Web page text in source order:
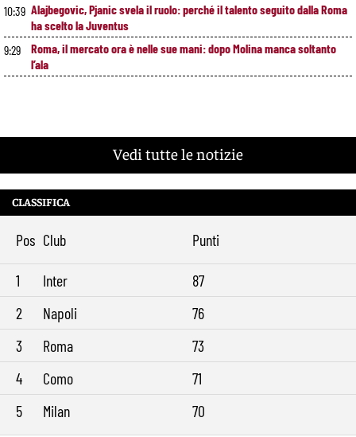
10:39 Alajbegovic, Pjanic svela il ruolo: perché il talento seguito dalla Roma
ha scelto la Juventus
9:29
Roma, il mercato ora è nelle sue mani: dopo Molina manca soltanto
l’ala
Vedi tutte le notizie
CLASSIFICA
Pos Club Punti
1 Inter
87
2
Napoli
76
3
Roma
73
4
Como
71
5
Milan 70